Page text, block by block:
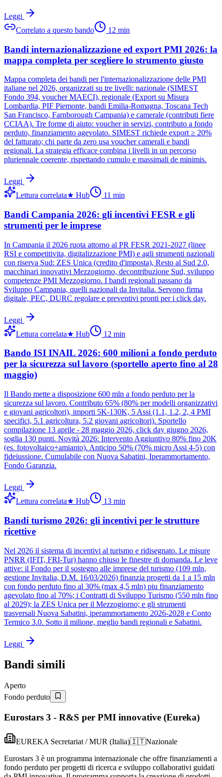
Leggi
Correlato a questo bando
12 min
Bandi internazionalizzazione ed export PMI 2026: la
mappa completa per scegliere lo strumento giusto
Mappa completa dei bandi per l'internazionalizzazione delle PMI
italiane nel 2026, organizzati su tre livelli: nazionale (SIMEST
Fondo 394, voucher MAECI), regionale (Export su Misura
Lombardia, PIF Piemonte, bandi Emilia-Romagna, Toscana Tech
San Francisco, Farnborough Campania) e camerale (contributi fiere
CCIAA). Tre forme di aiuto: voucher in servizi, contributo a fondo
perduto, finanziamento agevolato. SIMEST richiede export ≥ 20%
del fatturato; chi parte da zero usa voucher camerali e bandi
regionali. La strategia efficace combina i livelli in un percorso
pluriennale coerente, rispettando cumulo e massimali de minimis.
Leggi
Lettura correlata★ Hub 11 min
Bandi Campania 2026: gli incentivi FESR e gli
strumenti per le imprese
In Campania il 2026 ruota attorno al PR FESR 2021-2027 (linee
RSI e competitivita, digitalizzazione PMI) e agli strumenti nazionali
con riserva Sud: ZES Unica (credito d'imposta), Resto al Sud 2.0,
macchinari innovativi Mezzogiorno, decontribuzione Sud, sviluppo
competenze PMI Mezzogiorno. I bandi regionali passano da
Sviluppo Campania, quelli nazionali da Invitalia. Servono firma
digitale, PEC, DURC regolare e preventivi pronti per i click day.
Leggi
Lettura correlata★ Hub 12 min
Bando ISI INAIL 2026: 600 milioni a fondo perduto
per la sicurezza sul lavoro (sportello aperto fino al 28
maggio)
Il Bando mette a disposizione 600 mln a fondo perduto per la
sicurezza sul lavoro. Contributo 65% (80% per modelli organizzativi
e giovani agricoltori), importi 5K-130K, 5 Assi (1.1, 1.2, 2, 4 PMI
specifici, 5.1 agricoltura, 5.2 giovani agricoltori). Sportello
compilazione 13 aprile - 28 maggio 2026, click day giugno 2026,
soglia 130 punti. Novità 2026: Intervento Aggiuntivo 80% fino 20K
(es. fotovoltaico+amianto). Anticipo 50% (70% micro Assi 4-5) con
fideiussione. Cumulabile con Nuova Sabatini, Iperammortamento,
Fondo Garanzia.
Leggi
Lettura correlata★ Hub 13 min
Bandi turismo 2026: gli incentivi per le strutture
ricettive
Nel 2026 il sistema di incentivi al turismo e ridisegnato. Le misure
PNRR (IFIT, FRI-Tur) hanno chiuso le finestre di domanda. Le leve
attive: il Fondo per il sostegno alle imprese del turismo (109 mln,
gestione Invitalia, D.M. 16/03/2026) finanzia progetti da 1 a 15 mln
con fondo perduto fino al 30% (max 4,5 mln) piu finanziamento
agevolato fino al 70%; i Contratti di Sviluppo Turismo (550 mln fino
al 2029); la ZES Unica per il Mezzogiorno; e gli strumenti
trasversali Nuova Sabatini, iperammortamento 2026-2028 e Conto
Termico 3.0. Sotto il milione, meglio bandi regionali e Sabatini.
Leggi
Bandi simili
Aperto
Fondo perduto
Eurostars 3 - R&S per PMI innovative (Eureka)
EUREKA Secretariat / MUR (Italia)🇮🇹Nazionale
Eurostars 3 è un programma internazionale che offre finanziamenti a
fondo perduto per progetti di ricerca e sviluppo collaborativi guidati